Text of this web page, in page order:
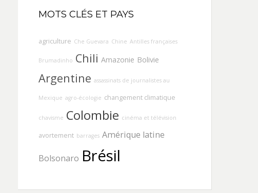
MOTS CLÉS ET PAYS
agriculture Che Guevara Chine Antilles françaises
Brumadinho Chili Amazonie Bolivie
Argentine assassinats de journalistes au
Mexique agro-écologie changement climatique
chavisme Colombie cinéma et télévision
avortement barrages Amérique latine
Bolsonaro Brésil